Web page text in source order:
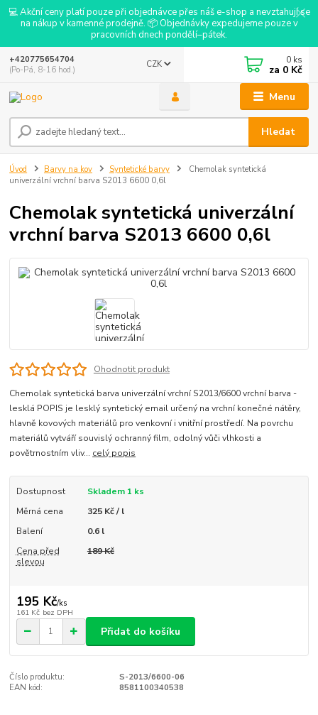
💻 Akční ceny platí pouze při objednávce přes náš e-shop a nevztahují se
na nákup v kamenné prodejně. 📦 Objednávky expedujeme pouze v
pracovních dnech pondělí–pátek.
Menu
CZK
Hledat
+420775654704
(Po-Pá, 8-16 hod.)
0 ks
za 0 Kč
Úvod Barvy na kov Syntetické barvy
Chemolak syntetická
univerzální vrchní barva S2013 6600 0,6l
Chemolak syntetická univerzální
vrchní barva S2013 6600 0,6l
Ohodnotit produkt
Chemolak syntetická barva univerzální vrchní S2013/6600 vrchní barva -
lesklá POPIS je lesklý syntetický email určený na vrchní konečné nátěry,
hlavně kovových materiálů pro venkovní i vnitřní prostředí. Na povrchu
materiálů vytváří souvislý ochranný film, odolný vůči vlhkosti a
povětrnostním vliv... celý popis
Dostupnost
Skladem 1 ks
Měrná cena
325 Kč / l
Balení
0.6 l
Cena před
slevou
189 Kč
195 Kč/ks
161 Kč bez DPH
Přidat do košíku
Číslo produktu:
S-2013/6600-06
EAN kód:
8581100340538